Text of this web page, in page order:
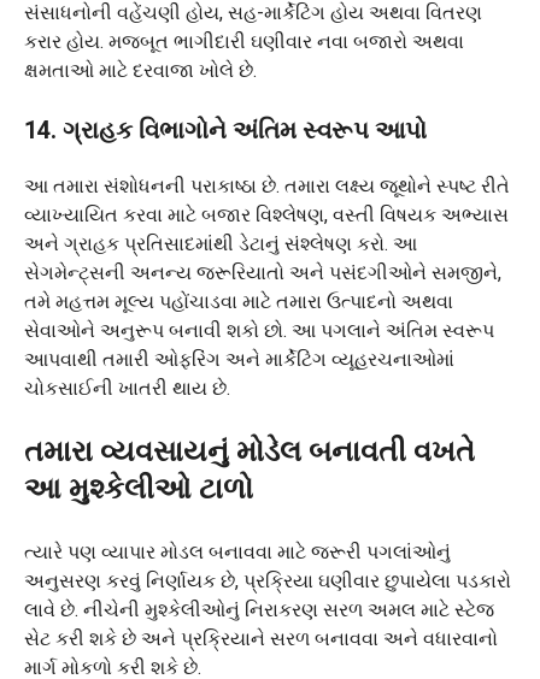
સંસાધનોની વહેંચણી હોય, સહ-માર્કેટિંગ હોય અથવા વિતરણ
કરાર હોય. મજબૂત ભાગીદારી ઘણીવાર નવા બજારો અથવા
ક્ષમતાઓ માટે દરવાજા ખોલે છે.
14. ગ્રાહક વિભાગોને અંતિમ સ્વરૂપ આપો
આ તમારા સંશોધનની પરાકાષ્ઠા છે. તમારા લક્ષ્ય જૂથોને સ્પષ્ટ રીતે
વ્યાખ્યાયિત કરવા માટે બજાર વિશ્લેષણ, વસ્તી વિષયક અભ્યાસ
અને ગ્રાહક પ્રતિસાદમાંથી ડેટાનું સંશ્લેષણ કરો. આ
સેગમેન્ટ્સની અનન્ય જરૂરિયાતો અને પસંદગીઓને સમજીને,
તમે મહત્તમ મૂલ્ય પહોંચાડવા માટે તમારા ઉત્પાદનો અથવા
સેવાઓને અનુરૂપ બનાવી શકો છો. આ પગલાને અંતિમ સ્વરૂપ
આપવાથી તમારી ઓફરિંગ અને માર્કેટિંગ વ્યૂહરચનાઓમાં
ચોકસાઈની ખાતરી થાય છે.
તમારા વ્યવસાયનું મોડેલ બનાવતી વખતે
આ મુશ્કેલીઓ ટાળો
ત્યારે પણ વ્યાપાર મોડલ બનાવવા માટે જરૂરી પગલાંઓનું
અનુસરણ કરવું નિર્ણાયક છે, પ્રક્રિયા ઘણીવાર છુપાયેલા પડકારો
લાવે છે. નીચેની મુશ્કેલીઓનું નિરાકરણ સરળ અમલ માટે સ્ટેજ
સેટ કરી શકે છે અને પ્રક્રિયાને સરળ બનાવવા અને વધારવાનો
માર્ગ મોકળો કરી શકે છે.